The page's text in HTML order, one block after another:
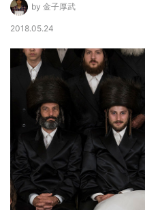
by 金子厚武
2018.05.24